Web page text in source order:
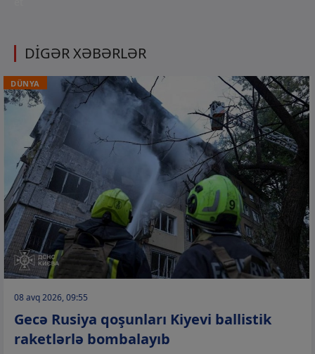
DİGƏR XƏBƏRLƏR
DÜNYA
08 avq 2026, 09:55
Gecə Rusiya qoşunları Kiyevi ballistik
raketlərlə bombalayıb